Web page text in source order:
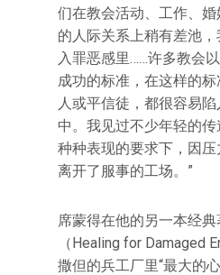
们在教会活动、工作、
的人际关系上稍有差池
入罪恶感里……许多教会以
成功的标准，在这样的
人或平信徒，都很容易陷
中。我见过不少年轻的
种种表现的要求下，因
离开了服事的工场。”
席蒙得在他的另一本经典
（Healing for Damaged
撒但的兵工厂里“最大的